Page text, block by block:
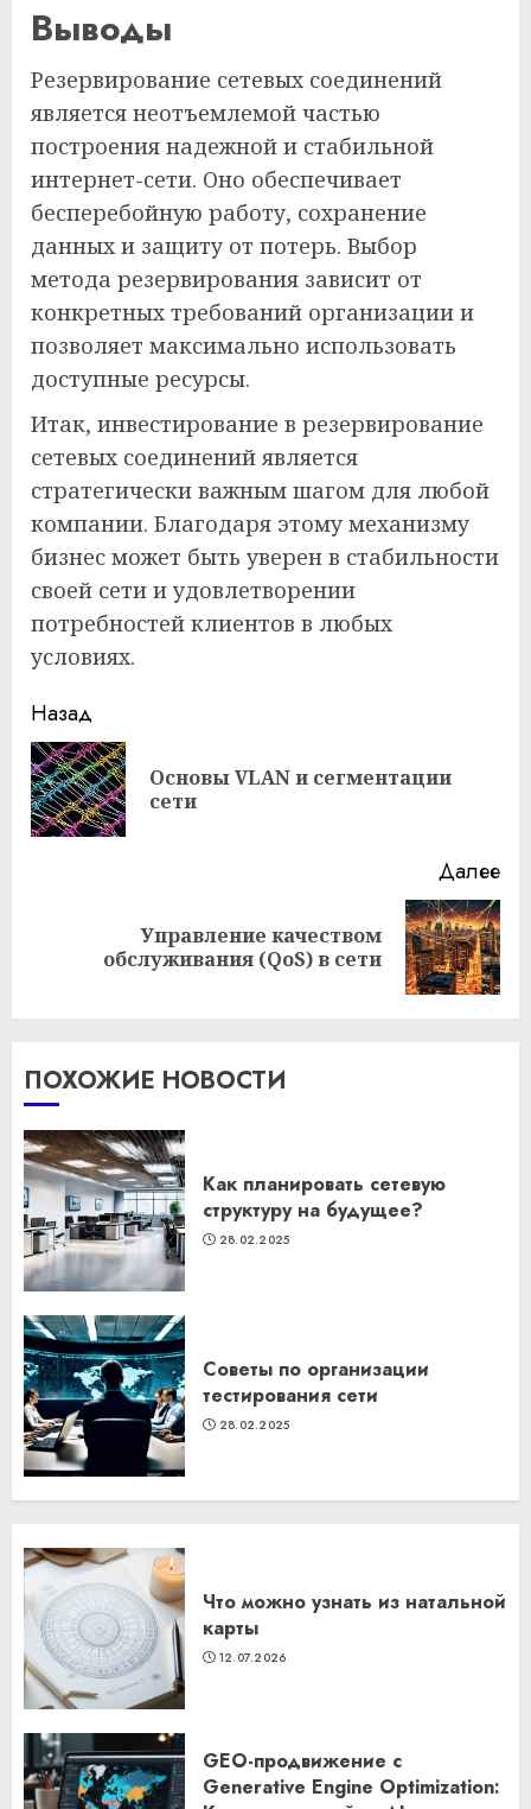
Выводы
Резервирование сетевых соединений
является неотъемлемой частью
построения надежной и стабильной
интернет-сети. Оно обеспечивает
бесперебойную работу, сохранение
данных и защиту от потерь. Выбор
метода резервирования зависит от
конкретных требований организации и
позволяет максимально использовать
доступные ресурсы.
Итак, инвестирование в резервирование
сетевых соединений является
стратегически важным шагом для любой
компании. Благодаря этому механизму
бизнес может быть уверен в стабильности
своей сети и удовлетворении
потребностей клиентов в любых
условиях.
Продолжить
чтение
Назад
Основы VLAN и сегментации
сети
Далее
Следующая
запись:
Управление качеством
обслуживания (QoS) в сети
ПОХОЖИЕ НОВОСТИ
Как планировать сетевую
структуру на будущее?
28.02.2025
Советы по организации
тестирования сети
28.02.2025
Что можно узнать из натальной
карты
12.07.2026
GEO-продвижение с
Generative Engine Optimization: